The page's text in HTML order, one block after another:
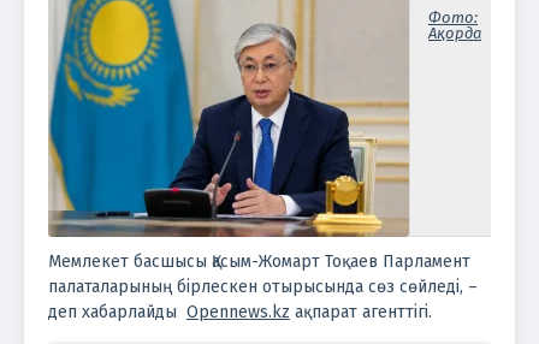
Фото:
Ақорда
Мемлекет басшысы Қасым-Жомарт Тоқаев Парламент
палаталарының бірлескен отырысында сөз сөйледі, –
деп хабарлайды Оpennews.kz ақпарат агенттігі.